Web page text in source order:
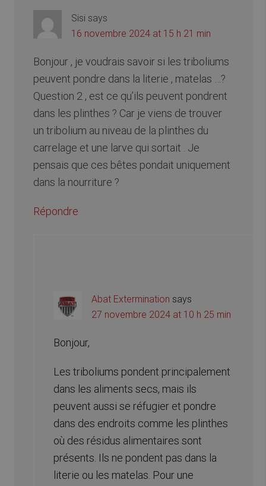
Sisi says
16 novembre 2024 at 15 h 21 min
Bonjour , je voudrais savoir si les triboliums
peuvent pondre dans la literie , matelas …?
Question 2 , est ce qu’ils peuvent pondrent
dans les plinthes ? Car je viens de trouver
un tribolium au niveau de la plinthes du
carrelage et une larve qui sortait . Je
pensais que ces bêtes pondait uniquement
dans la nourriture ?
Répondre
Abat Extermination says
27 novembre 2024 at 10 h 25 min
Bonjour,
Les triboliums pondent principalement
dans les aliments secs, mais ils
peuvent aussi se réfugier et pondre
dans des endroits comme les plinthes
où des résidus alimentaires sont
présents. Ils ne pondent pas dans la
literie ou les matelas. Pour une